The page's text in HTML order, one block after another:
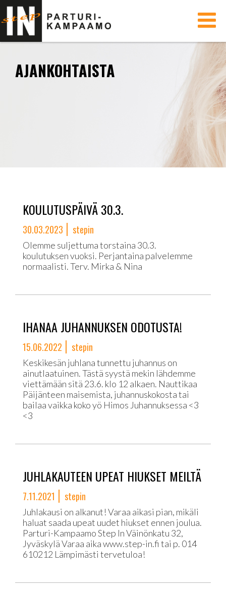
Toggle
AJANKOHTAISTA
KOULUTUSPÄIVÄ 30.3.
30.03.2023 stepin
Olemme suljettuma torstaina 30.3.
koulutuksen vuoksi. Perjantaina palvelemme
normaalisti. Terv. Mirka & Nina
IHANAA JUHANNUKSEN ODOTUSTA!
15.06.2022 stepin
Keskikesän juhlana tunnettu juhannus on
ainutlaatuinen. Tästä syystä mekin lähdemme
viettämään sitä 23.6. klo 12 alkaen. Nauttikaa
Päijänteen maisemista, juhannuskokosta tai
bailaa vaikka koko yö Himos Juhannuksessa <3
<3
JUHLAKAUTEEN UPEAT HIUKSET MEILTÄ
7.11.2021 stepin
Juhlakausi on alkanut! Varaa aikasi pian, mikäli
haluat saada upeat uudet hiukset ennen joulua.
Parturi-Kampaamo Step In Väinönkatu 32,
Jyväskylä Varaa aika www.step-in.fi tai p. 014
610212 Lämpimästi tervetuloa!